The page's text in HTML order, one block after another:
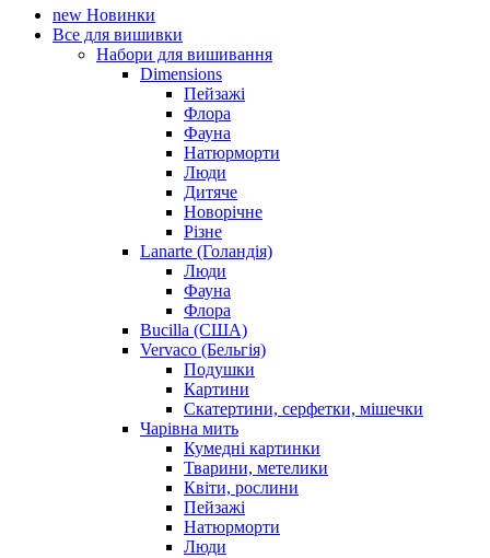
new Новинки
Все для вишивки
Набори для вишивання
Dimensions
Пейзажі
Флора
Фауна
Натюрморти
Люди
Дитяче
Новорічне
Різне
Lanarte (Голандія)
Люди
Фауна
Флора
Bucilla (США)
Vervaco (Бельгія)
Подушки
Картини
Скатертини, серфетки, мішечки
Чарiвна мить
Кумедні картинки
Тварини, метелики
Квіти, рослини
Пейзажі
Натюрморти
Люди